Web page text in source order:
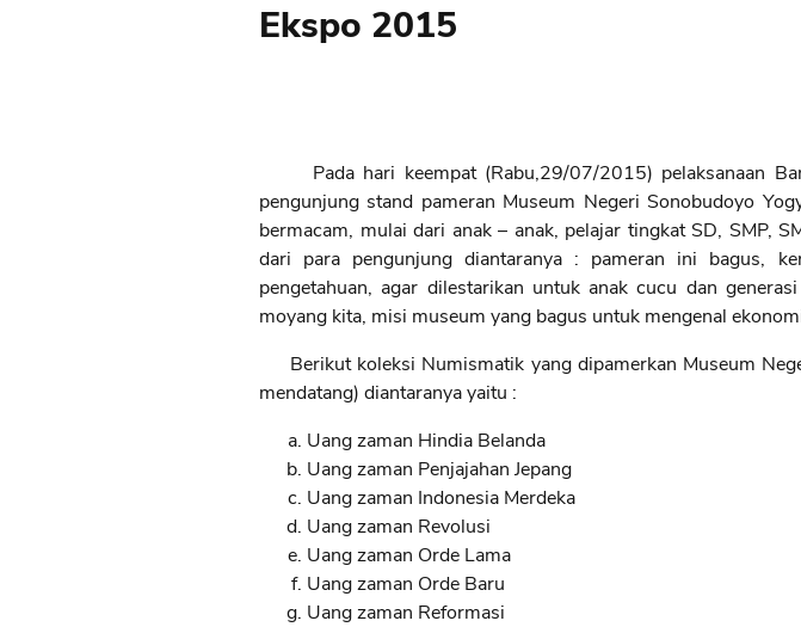
Ekspo 2015
Pada hari keempat (Rabu,29/07/2015) pelaksanaan
pengunjung stand pameran Museum Negeri Sonobudoyo
bermacam, mulai dari anak – anak, pelajar tingkat SD, SMP,
dari para pengunjung diantaranya : pameran ini bagus,
pengetahuan, agar dilestarikan untuk anak cucu dan
moyang kita, misi museum yang bagus untuk mengenal
Berikut koleksi Numismatik yang dipamerkan Museum
mendatang) diantaranya yaitu :
Uang zaman Hindia Belanda
Uang zaman Penjajahan Jepang
Uang zaman Indonesia Merdeka
Uang zaman Revolusi
Uang zaman Orde Lama
Uang zaman Orde Baru
Uang zaman Reformasi